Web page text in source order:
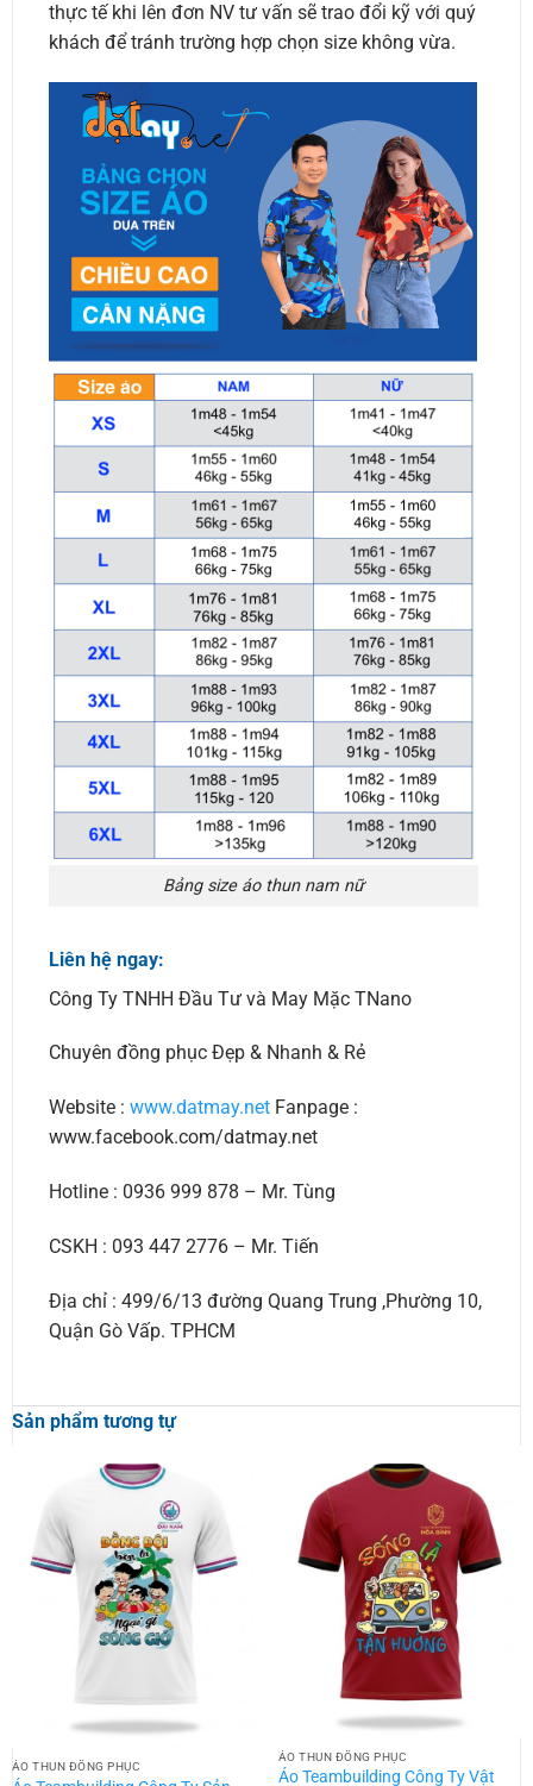
thực tế khi lên đơn NV tư vấn sẽ trao đổi kỹ với quý
khách để tránh trường hợp chọn size không vừa.
Bảng size áo thun nam nữ
Liên hệ ngay:
Công Ty TNHH Đầu Tư và May Mặc TNano
Chuyên đồng phục Đẹp & Nhanh & Rẻ
Website : www.datmay.netFanpage :
www.facebook.com/datmay.net
Hotline : 0936 999 878 – Mr. Tùng
CSKH : 093 447 2776 – Mr. Tiến
Địa chỉ : 499/6/13 đường Quang Trung ,Phường 10,
Quận Gò Vấp. TPHCM
Sản phẩm tương tự
ÁO THUN ĐỒNG PHỤC
ÁO THUN ĐỒNG PHỤC
Áo Teambuilding Công Ty Vật